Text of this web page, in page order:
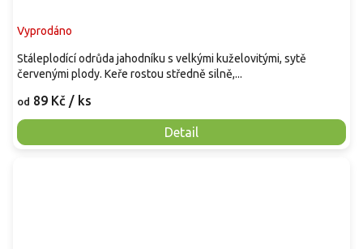
Vyprodáno
od 89 Kč / ks
Detail
Stáleplodící odrůda jahodníku s velkými kuželovitými, sytě
červenými plody. Keře rostou středně silně,...